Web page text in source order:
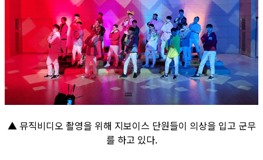
▲ 뮤직비디오 촬영을 위해 지보이스 단원들이 의상을 입고 군무
를 하고 있다.